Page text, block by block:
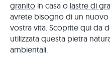
granito in casa o lastre di
avrete bisogno di un
vostra vita. Scoprite qui da
utilizzata questa pietra
ambientali.